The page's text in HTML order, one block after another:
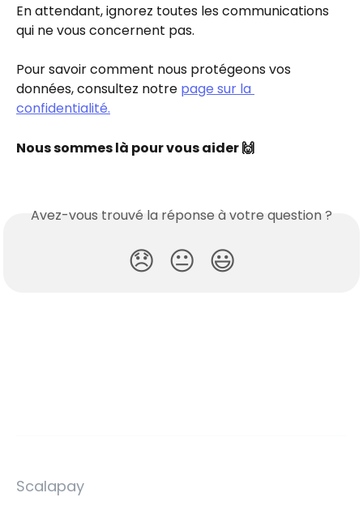
En attendant, ignorez toutes les communications
qui ne vous concernent pas.
Pour savoir comment nous protégeons vos
données, consultez notre page sur la
confidentialité.
Nous sommes là pour vous aider 🙌
Avez-vous trouvé la réponse à votre question ?
😞 😐 😃
Scalapay